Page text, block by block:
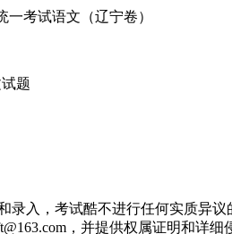
一考试语文（辽宁卷）
题
录入，考试酷不进行任何实质异议
，并提供权属证明和详细